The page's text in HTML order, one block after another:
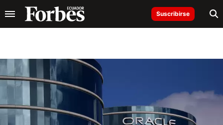
Suscribirse